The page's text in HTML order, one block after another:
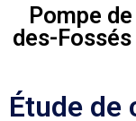
Pompe
des-
Étude de